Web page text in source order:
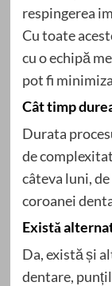
respingerea
Cu toate
cu o echipă
pot fi
Cât timp
Durata
de
câteva luni,
coroanei
Există
Da, există și
dentare,